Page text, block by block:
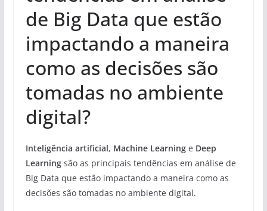
de Big Data que estão
impactando a maneira
como as decisões são
tomadas no ambiente
digital?
Inteligência artificial, Machine Learninge Deep
Learningsão as principais tendências em análise de
Big Data que estão impactando a maneira como as
decisões são tomadas no ambiente digital.